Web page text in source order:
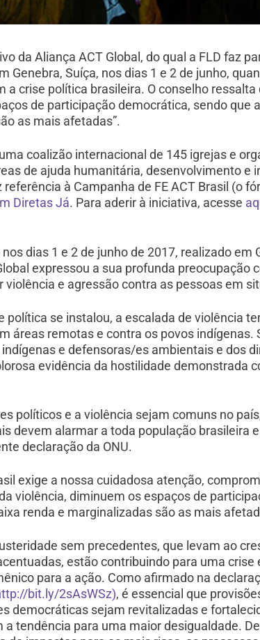
da Aliança ACT Global, do qual a FLD faz
Genebra, Suíça, nos dias 1 e 2 de junho,
a crise política brasileira. O conselho ressalta
de participação democrática, sendo que
as mais afetadas”.
coalizão internacional de 145 igrejas e
de ajuda humanitária, desenvolvimento e
à Campanha de FE ACT Brasil (o
Diretas Já. Para aderir à iniciativa, acesse
dias 1 e 2 de junho de 2017, realizado em
expressou a sua profunda preocupação
violência e agressão contra as pessoas em
política se instalou, a escalada de violência
áreas remotas e contra os povos indígenas.
e defensoras/es ambientais e dos
evidência da hostilidade demonstrada
políticos e a violência sejam comuns no
devem alarmar a toda população brasileira
declaração da ONU.
exige a nossa cuidadosa atenção,
violência, diminuem os espaços de
renda e marginalizadas são as mais
sem precedentes, que levam ao
estão contribuindo para uma
para a ação. Como afirmado na
bit.ly/2sAsWSz), é essencial que
democráticas sejam revitalizadas e
a tendência para uma maior desigualdade.